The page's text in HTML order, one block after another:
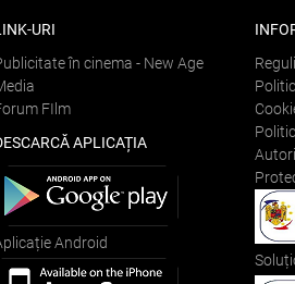
URI
în cinema - New Age
FIlm
APLICAȚIA
Android
Reguli